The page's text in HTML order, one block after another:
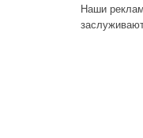
Наши